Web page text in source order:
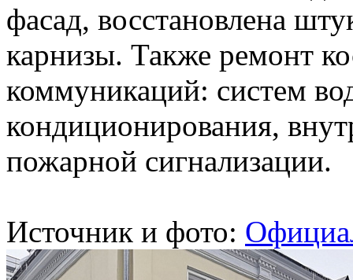
фасад, восстановлена
карнизы. Также ремонт
коммуникаций: систем
кондиционирования,
пожарной сигнализации.
Источник и фото: